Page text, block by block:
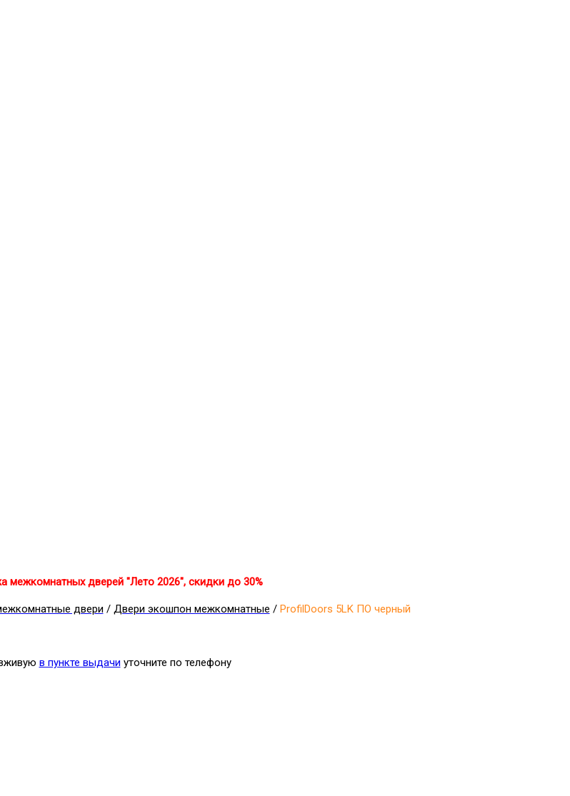
межкомнатных дверей "Лето 2026", скидки до 30%
двери / Двери экошпон межкомнатные / ProfilDoors 5LK ПО черный
в пункте выдачи уточните по телефону